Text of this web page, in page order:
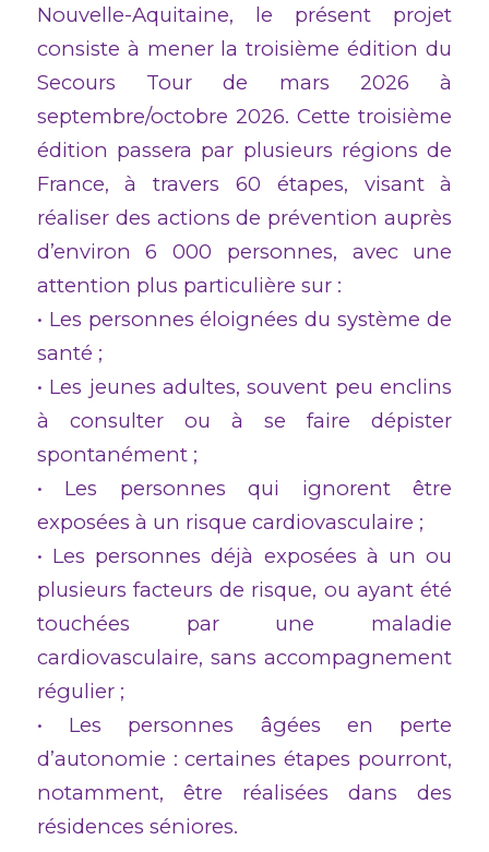
Nouvelle-Aquitaine, le présent projet
consiste à mener la troisième édition du
Secours Tour de mars 2026 à
septembre/octobre 2026. Cette troisième
édition passera par plusieurs régions de
France, à travers 60 étapes, visant à
réaliser des actions de prévention auprès
d’environ 6 000 personnes, avec une
attention plus particulière sur :
• Les personnes éloignées du système de
santé ;
• Les jeunes adultes, souvent peu enclins
à consulter ou à se faire dépister
spontanément ;
• Les personnes qui ignorent être
exposées à un risque cardiovasculaire ;
• Les personnes déjà exposées à un ou
plusieurs facteurs de risque, ou ayant été
touchées par une maladie
cardiovasculaire, sans accompagnement
régulier ;
• Les personnes âgées en perte
d’autonomie : certaines étapes pourront,
notamment, être réalisées dans des
résidences séniores.